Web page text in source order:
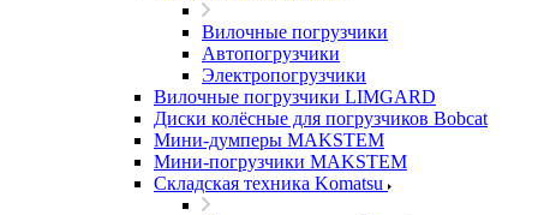
Вилочные погрузчики
Автопогрузчики
Электропогрузчики
Вилочные погрузчики LIMGARD
Диски колёсные для погрузчиков Bobcat
Мини-думперы MAKSTEM
Мини-погрузчики MAKSTEM
Складская техника Komatsu